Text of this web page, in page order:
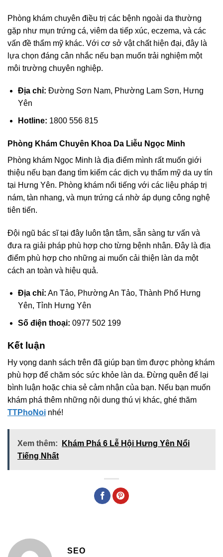
Phòng khám chuyên điều trị các bệnh ngoài da thường
gặp như mụn trứng cá, viêm da tiếp xúc, eczema, và các
vấn đề thẩm mỹ khác. Với cơ sở vật chất hiện đại, đây là
lựa chọn đáng cân nhắc nếu bạn muốn trải nghiệm một
môi trường chuyên nghiệp.
Địa chỉ: Đường Sơn Nam, Phường Lam Sơn, Hưng
Yên
Hotline: 1800 556 815
Phòng Khám Chuyên Khoa Da Liễu Ngọc Minh
Phòng khám Ngọc Minh là địa điểm mình rất muốn giới
thiệu nếu bạn đang tìm kiếm các dịch vụ thẩm mỹ da uy tín
tại Hưng Yên. Phòng khám nổi tiếng với các liệu pháp trị
nám, tàn nhang, và mụn trứng cá nhờ áp dụng công nghệ
tiên tiến.
Đội ngũ bác sĩ tại đây luôn tận tâm, sẵn sàng tư vấn và
đưa ra giải pháp phù hợp cho từng bệnh nhân. Đây là địa
điểm phù hợp cho những ai muốn cải thiện làn da một
cách an toàn và hiệu quả.
Địa chỉ: An Tảo, Phường An Tảo, Thành Phố Hưng
Yên, Tỉnh Hưng Yên
Số điện thoại: 0977 502 199
Kết luận
Hy vọng danh sách trên đã giúp bạn tìm được phòng khám
phù hợp để chăm sóc sức khỏe làn da. Đừng quên để lại
bình luận hoặc chia sẻ cảm nhận của bạn. Nếu bạn muốn
khám phá thêm những nội dung thú vị khác, ghé thăm
TTPhoNoi nhé!
Xem thêm:
Khám Phá 6 Lễ Hội Hưng Yên Nổi
Tiếng Nhất
SEO